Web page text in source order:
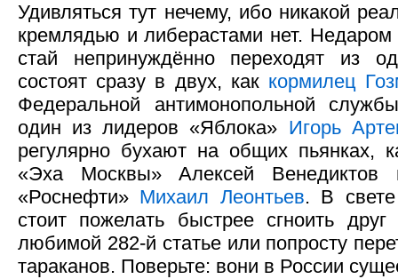
Удивляться тут нечему, ибо никакой
кремлядью и либерастами нет. Недаром
стай непринуждённо переходят из
состоят сразу в двух, как кормилец
Федеральной антимонопольной
один из лидеров «Яблока» Игорь
регулярно бухают на общих пьянках,
«Эха Москвы» Алексей Венедиктов
«Роснефти» Михаил Леонтьев. В
стоит пожелать быстрее сгноить
любимой 282-й статье или попросту
тараканов. Поверьте: вони в России